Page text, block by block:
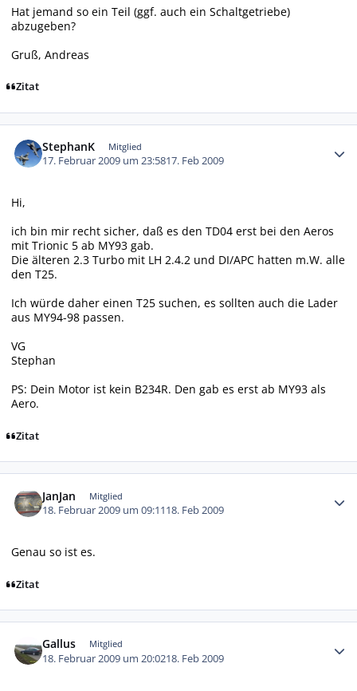
Hat jemand so ein Teil (ggf. auch ein Schaltgetriebe)
abzugeben?
Gruß, Andreas
Zitat
StephanK Mitglied
17. Februar 2009 um 23:5817. Feb 2009
Hi,
ich bin mir recht sicher, daß es den TD04 erst bei den Aeros
mit Trionic 5 ab MY93 gab.
Die älteren 2.3 Turbo mit LH 2.4.2 und DI/APC hatten m.W. alle
den T25.
Ich würde daher einen T25 suchen, es sollten auch die Lader
aus MY94-98 passen.
VG
Stephan
PS: Dein Motor ist kein B234R. Den gab es erst ab MY93 als
Aero.
Zitat
JanJan Mitglied
18. Februar 2009 um 09:1118. Feb 2009
Genau so ist es.
Zitat
Gallus Mitglied
18. Februar 2009 um 20:0218. Feb 2009